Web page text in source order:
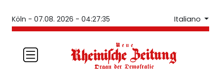
Köln - 07.08. 2026 - 04:27:35 Italiano